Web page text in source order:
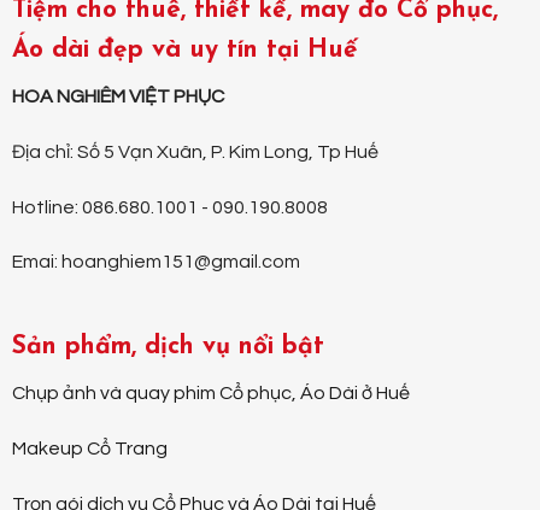
Tiệm cho thuê, thiết kế, may đo Cổ phục,
Áo dài đẹp và uy tín tại Huế
HOA NGHIÊM VIỆT PHỤC
Địa chỉ: Số 5 Vạn Xuân, P. Kim Long, Tp Huế
Hotline: 086.680.1001 - 090.190.8008
Emai: hoanghiem151@gmail.com
Sản phẩm, dịch vụ nổi bật
Chụp ảnh và quay phim Cổ phục, Áo Dài ở Huế
Makeup Cổ Trang
Trọn gói dịch vụ Cổ Phục và Áo Dài tại Huế